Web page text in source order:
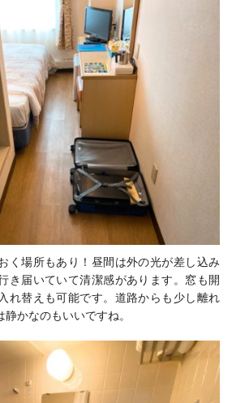
く場所もあり！昼間は外の光が差し込み
き届いていて清潔感があります。窓も開
れ替えも可能です。道路からも少し離れ
かなのもいいですね。